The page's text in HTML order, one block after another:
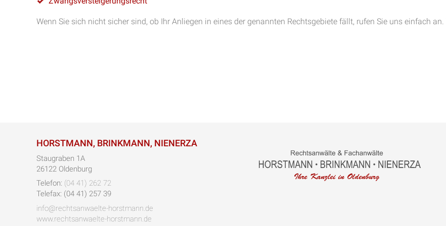
Wenn Sie sich nicht sicher sind, ob Ihr Anliegen in eines der genannten Rechtsgebiete fällt, rufen Sie uns einfach an.
HORSTMANN, BRINKMANN, NIENERZA
Staugraben 1A
26122 Oldenburg
Telefon: (04 41) 262 72
Telefax: (04 41) 257 39
info@rechtsanwaelte-horstmann.de
www.rechtsanwaelte-horstmann.de